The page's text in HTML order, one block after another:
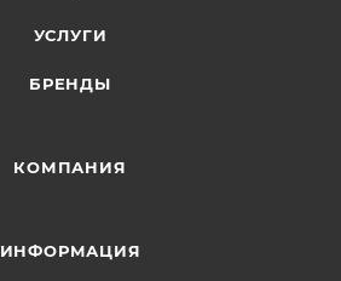
УСЛУГИ
БРЕНДЫ
КОМПАНИЯ
ИНФОРМАЦИЯ